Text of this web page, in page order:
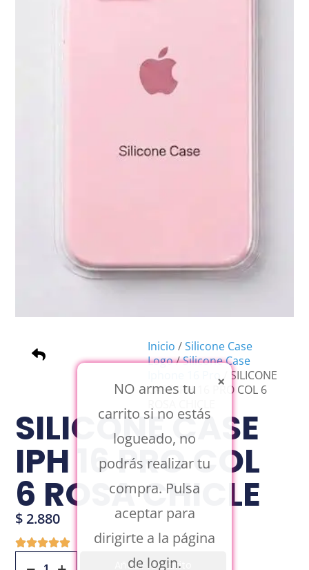
Inicio /Silicone Case
Logo/Silicone Case
Iphone 16 Pro/ SILICONE
CASE IPH 16 PRO COL 6
SILICONE CASE
IPH 16 PRO COL
6 ROSA CHICLE
$2.880
Añadir Al Carrito
×
NO armes tu
carrito si no estás
logueado, no
podrás realizar tu
compra. Pulsa
aceptar para
dirigirte a la página
de login.